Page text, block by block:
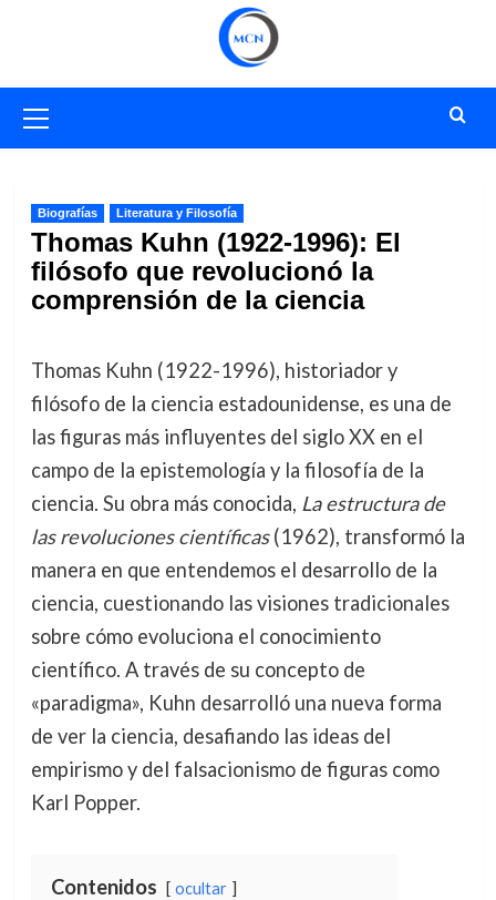
primario
Biografías Literatura y Filosofía
Thomas Kuhn (1922-1996): El
filósofo que revolucionó la
comprensión de la ciencia
Thomas Kuhn (1922-1996), historiador y
filósofo de la ciencia estadounidense, es una de
las figuras más influyentes del siglo XX en el
campo de la epistemología y la filosofía de la
ciencia. Su obra más conocida, La estructura de
las revoluciones científicas(1962), transformó la
manera en que entendemos el desarrollo de la
ciencia, cuestionando las visiones tradicionales
sobre cómo evoluciona el conocimiento
científico. A través de su concepto de
«paradigma», Kuhn desarrolló una nueva forma
de ver la ciencia, desafiando las ideas del
empirismo y del falsacionismo de figuras como
Karl Popper.
Contenidos ocultar